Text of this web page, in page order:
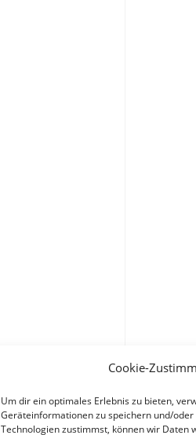
Cookie-
Um dir ein optimales Erlebnis zu bieten,
Geräteinformationen zu speichern und/
Technologien zustimmst, können wir Daten